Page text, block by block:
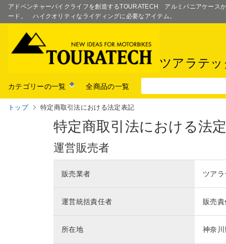
アドベンチャーバイクライフを創造するTOURATECH アルミパニアケース
ード。 ハイクオリティなライディングに必要なアイテム。
ツアラテ
カテゴリーの一覧 全商品の一覧
トップ 特定商取引法における法定表記
特定商取引法における法
運営販売者
販売業者 ツア
運営統括責任者 販売
所在地 神奈